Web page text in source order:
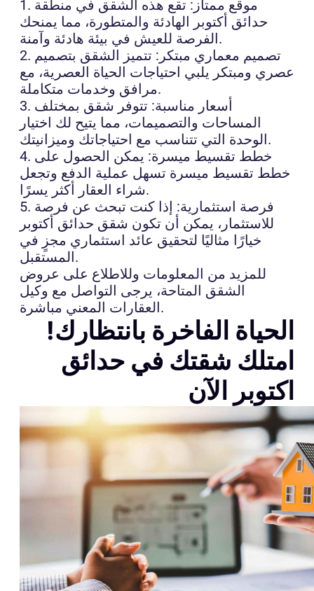
1. موقع ممتاز: تقع هذه الشقق في منطقة
حدائق أكتوبر الهادئة والمتطورة، مما يمنحك
الفرصة للعيش في بيئة هادئة وآمنة.
2. تصميم معماري مبتكر: تتميز الشقق بتصميم
عصري ومبتكر يلبي احتياجات الحياة العصرية، مع
مرافق وخدمات متكاملة.
3. أسعار مناسبة: تتوفر شقق بمختلف
المساحات والتصميمات، مما يتيح لك اختيار
الوحدة التي تتناسب مع احتياجاتك وميزانيتك.
4. خطط تقسيط ميسرة: يمكن الحصول على
خطط تقسيط ميسرة تسهل عملية الدفع وتجعل
شراء العقار أكثر يسرًا.
5. فرصة استثمارية: إذا كنت تبحث عن فرصة
للاستثمار، يمكن أن تكون شقق حدائق أكتوبر
خيارًا مثاليًا لتحقيق عائد استثماري مجزٍ في
المستقبل.
للمزيد من المعلومات وللاطلاع على عروض
الشقق المتاحة، يرجى التواصل مع وكيل
العقارات المعني مباشرة.
الحياة الفاخرة بانتظارك!
امتلك شقتك في حدائق
اكتوبر الآن